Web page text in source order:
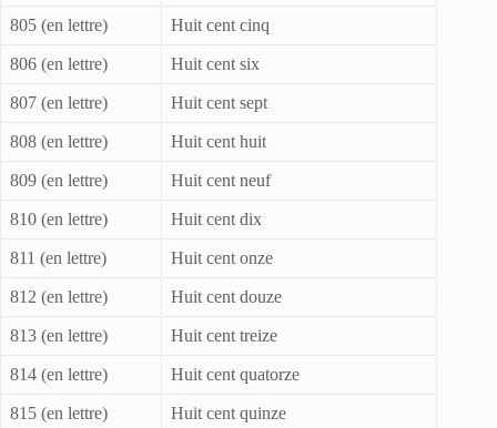
805 (en lettre) Huit cent cinq
806 (en lettre) Huit cent six
807 (en lettre) Huit cent sept
808 (en lettre) Huit cent huit
809 (en lettre) Huit cent neuf
810 (en lettre) Huit cent dix
811 (en lettre) Huit cent onze
812 (en lettre) Huit cent douze
813 (en lettre) Huit cent treize
814 (en lettre) Huit cent quatorze
815 (en lettre) Huit cent quinze